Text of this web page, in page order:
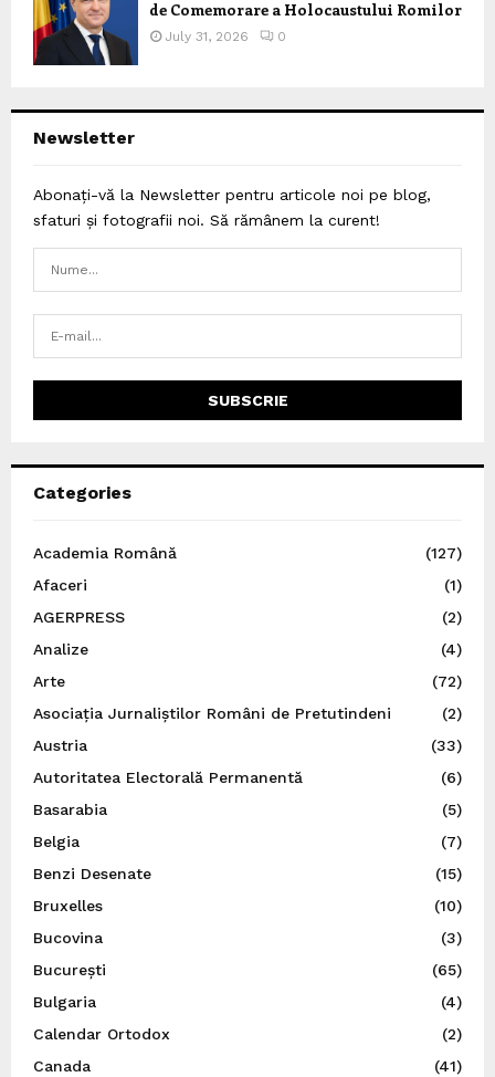
de Comemorare a Holocaustului Romilor
July 31, 2026 0
Newsletter
Abonați-vă la Newsletter pentru articole noi pe blog,
sfaturi și fotografii noi. Să rămânem la curent!
Categories
Academia Română
(127)
Afaceri
(1)
AGERPRESS
(2)
Analize
(4)
Arte
(72)
Asociația Jurnaliștilor Români de Pretutindeni
(2)
Austria
(33)
Autoritatea Electorală Permanentă
(6)
Basarabia
(5)
Belgia
(7)
Benzi Desenate
(15)
Bruxelles
(10)
Bucovina
(3)
București
(65)
Bulgaria
(4)
Calendar Ortodox
(2)
Canada
(41)